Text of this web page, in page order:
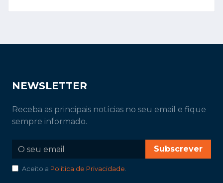
NEWSLETTER
Receba as principais notícias no seu email e fique
sempre informado.
Subscrever
Aceito a Política de Privacidade.